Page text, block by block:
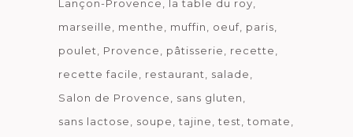
Lançon-Provence
la table du roy
marseille
menthe muffin oeuf paris
poulet
Provence pâtisserie
recette
recette facile
restaurant
salade
Salon de Provence
sans gluten
sans lactose
soupe tajine test
tomate